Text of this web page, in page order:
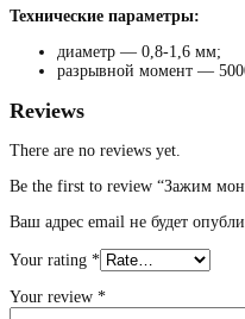
Технические параметры:
диаметр — 0,8-1,6 мм;
разрывной момент —
Reviews
There are no reviews yet.
Be the first to review “Зажим
Ваш адрес email не будет
Your rating *
Your review *